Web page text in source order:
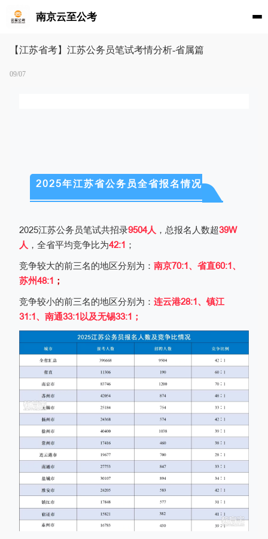
南京云至公考
【江苏省考】江苏公务员笔试考情分析-省属篇
09/07
2025年江苏省公务员全省报名情况
2025江苏公务员笔试共招录9504人 ，总报名人数超39W
人 ，全省平均竞争比为42:1 ；
竞争较大的前三名的地区分别为： 南京70:1、省直60:1、
苏州48:1 ；
竞争较小的前三名的地区分别为： 连云港28:1、镇江
31:1、南通33:1 以及无锡33:1 ；